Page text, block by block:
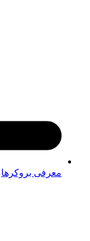
معرفی بروکرها